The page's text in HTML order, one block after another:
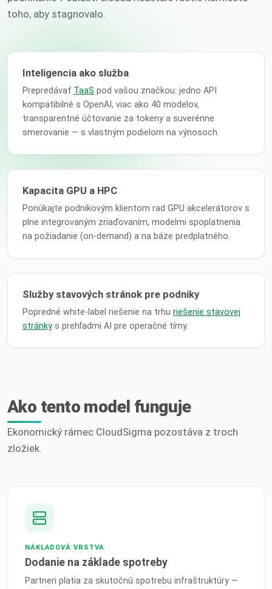
toho, aby stagnovalo.
Inteligencia ako služba
Prepredávať TaaS pod vašou značkou: jedno API
kompatibilné s OpenAI, viac ako 40 modelov,
transparentné účtovanie za tokeny a suverénne
smerovanie — s vlastným podielom na výnosoch.
Kapacita GPU a HPC
Ponúkajte podnikovým klientom rad GPU akcelerátorov s
plne integrovaným zriaďovaním, modelmi spoplatnenia
na požiadanie (on-demand) a na báze predplatného.
Služby stavových stránok pre podniky
Popredné white-label riešenie na trhu riešenie stavovej
stránky s prehľadmi AI pre operačné tímy.
Ako tento model funguje
Ekonomický rámec CloudSigma pozostáva z troch
zložiek.
NÁKLADOVÁ VRSTVA
Dodanie na základe spotreby
Partneri platia za skutočnú spotrebu infraštruktúry —